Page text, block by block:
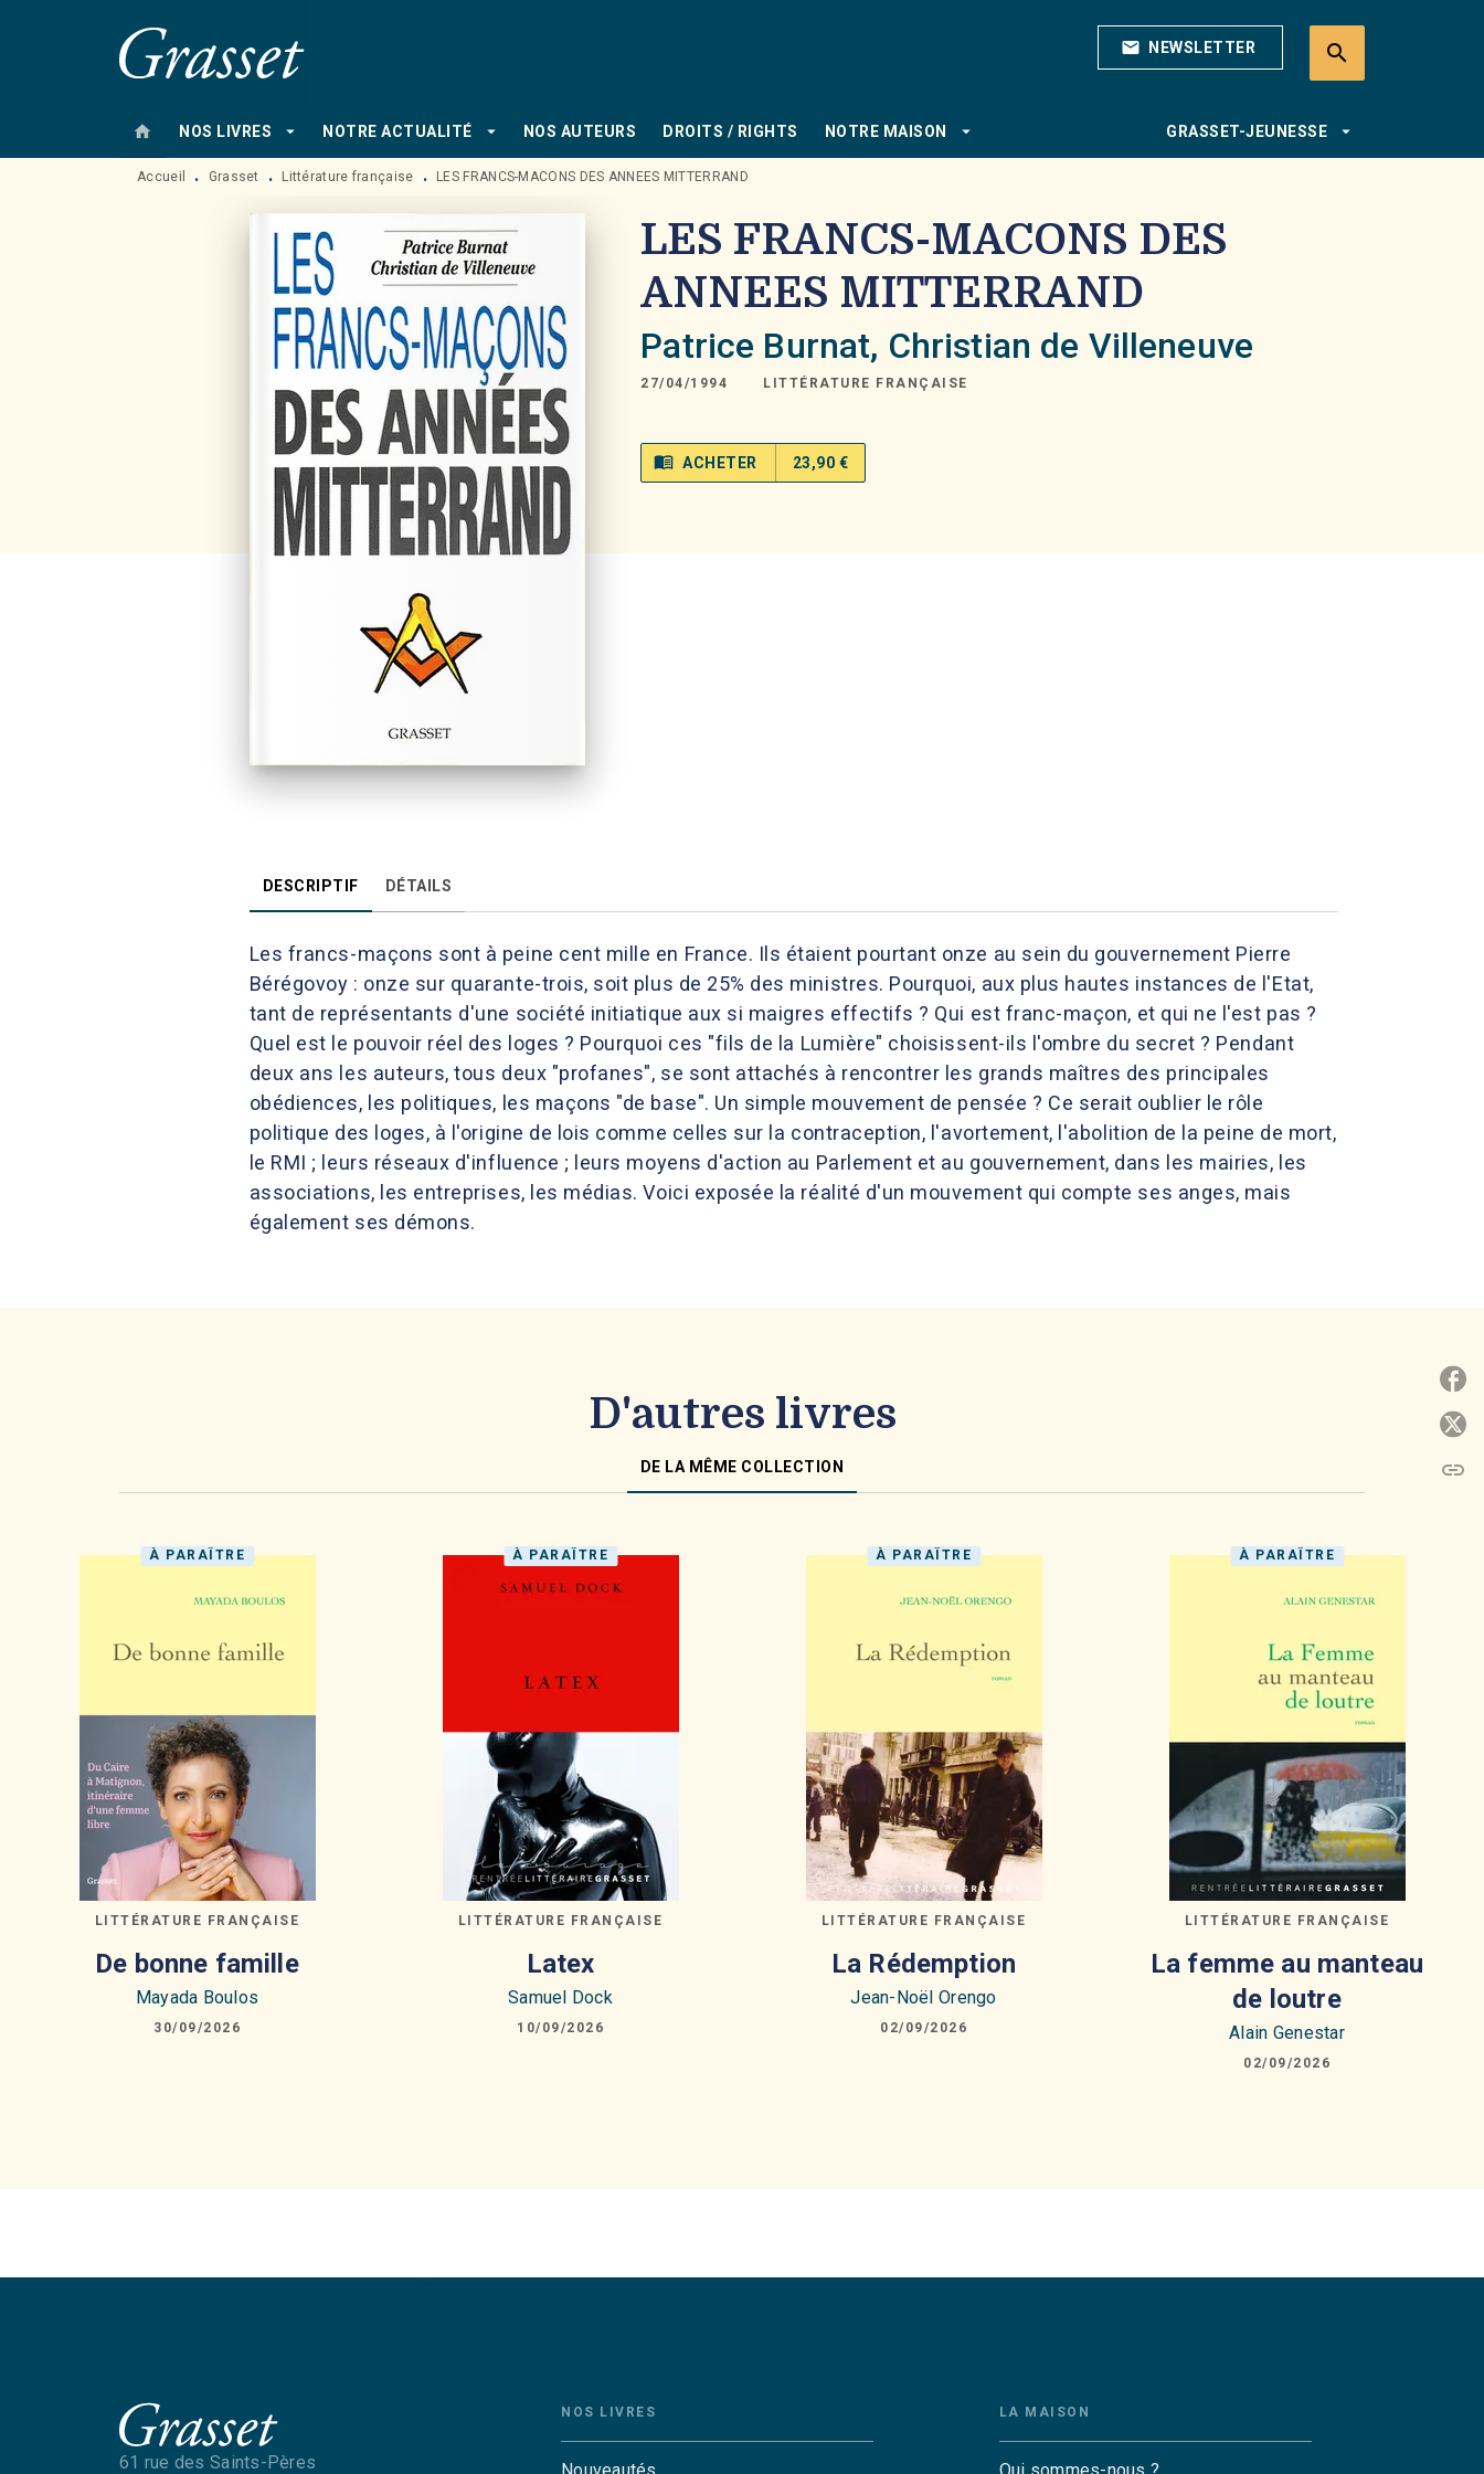
MENU RECHERCHE mail NEWSLETTER search
home NOS LIVRES arrow_drop_down NOTRE ACTUALITÉ arrow_drop_down NOS AUTEURS DROITS / RIGHTS NOTRE MAISON arrow_drop_down GRASSET-JEUNESSE arrow_drop_down
Accueil • Grasset • Littérature française • LES FRANCS-MACONS DES ANNEES MITTERRAND
LES FRANCS-MACONS DES
ANNEES MITTERRAND
Patrice Burnat, Christian de Villeneuve
27/04/1994 LITTÉRATURE FRANÇAISE
menu_book ACHETER 23,90 €
DESCRIPTIF DÉTAILS
Les francs-maçons sont à peine cent mille en France. Ils étaient pourtant onze au sein du gouvernement Pierre
Bérégovoy : onze sur quarante-trois, soit plus de 25% des ministres. Pourquoi, aux plus hautes instances de l'Etat,
tant de représentants d'une société initiatique aux si maigres effectifs ? Qui est franc-maçon, et qui ne l'est pas ?
Quel est le pouvoir réel des loges ? Pourquoi ces "fils de la Lumière" choisissent-ils l'ombre du secret ? Pendant
deux ans les auteurs, tous deux "profanes", se sont attachés à rencontrer les grands maîtres des principales
obédiences, les politiques, les maçons "de base". Un simple mouvement de pensée ? Ce serait oublier le rôle
politique des loges, à l'origine de lois comme celles sur la contraception, l'avortement, l'abolition de la peine de mort,
le RMI ; leurs réseaux d'influence ; leurs moyens d'action au Parlement et au gouvernement, dans les mairies, les
associations, les entreprises, les médias. Voici exposée la réalité d'un mouvement qui compte ses anges, mais
également ses démons.
D'autres livres
DE LA MÊME COLLECTION
À PARAÎTRE
LITTÉRATURE FRANÇAISE
De bonne famille
Mayada Boulos
30/09/2026
À PARAÎTRE
LITTÉRATURE FRANÇAISE
Latex
Samuel Dock
10/09/2026
À PARAÎTRE
LITTÉRATURE FRANÇAISE
La Rédemption
Jean-Noël Orengo
02/09/2026
À PARAÎTRE
LITTÉRATURE FRANÇAISE
La femme au manteau
de loutre
Alain Genestar
02/09/2026
link
61 rue des Saints-Pères
NOS LIVRES
Nouveautés
LA MAISON
Qui sommes-nous ?